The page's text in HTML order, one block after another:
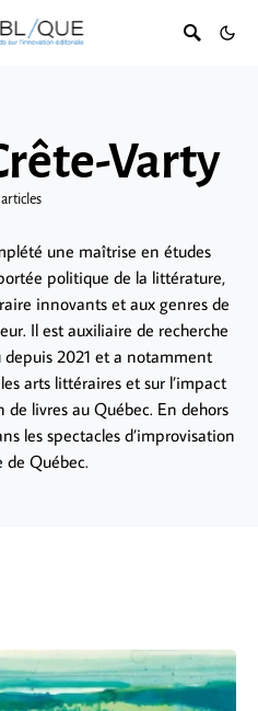
Varty
articles
une maîtrise en études
politique de la littérature,
innovants et aux genres de
Il est auxiliaire de recherche
depuis 2021 et a notamment
arts littéraires et sur l’impact
livres au Québec. En dehors
les spectacles d’improvisation
de Québec.